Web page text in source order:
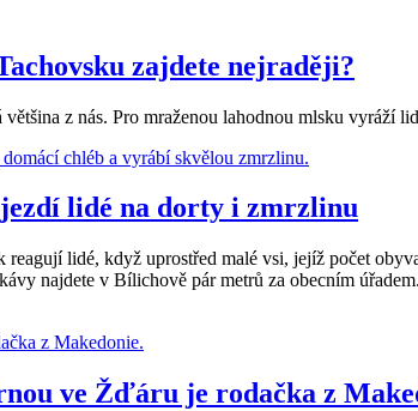
zajdete nejraději?
z nás. Pro mraženou lahodnou mlsku vyráží
lidé na dorty i zmrzlinu
lidé, když uprostřed malé vsi, jejíž počet
najdete v Bílichově pár metrů za obecním
ve Žďáru je rodačka z